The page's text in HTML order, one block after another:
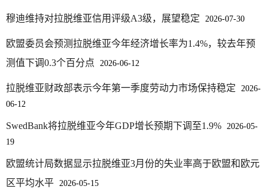
穆迪维持对拉脱维亚信用评级A3级，展望稳定 2026-07-30
欧盟委员会预测拉脱维亚今年经济增长率为1.4%，较去年预
测值下调0.3个百分点
2026-06-12
拉脱维亚财政部表示今年第一季度劳动力市场保持稳定
2026-
06-12
SwedBank将拉脱维亚今年GDP增长预期下调至1.9% 2026-05-
19
欧盟统计局数据显示拉脱维亚3月份的失业率高于欧盟和欧元
区平均水平 2026-05-15